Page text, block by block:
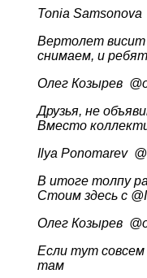
Вертолет
снимаем, и
Олег
Друзья, не
Вместо
Ilya
В итоге толпу
Стоим здесь с
Олег
Если тут
там